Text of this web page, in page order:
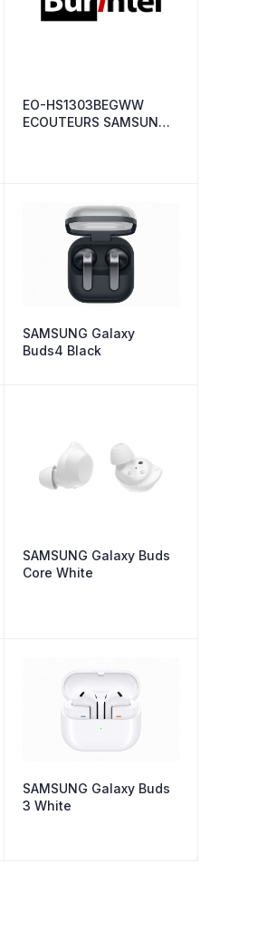
EO-HS1303BEGWW
ECOUTEURS SAMSUNG
SAMSUNG Galaxy
Buds4 Black
SAMSUNG Galaxy Buds
Core White
SAMSUNG Galaxy Buds
3 White